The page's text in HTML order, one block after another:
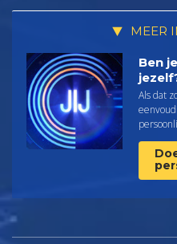
MEER
Ben
Als dat